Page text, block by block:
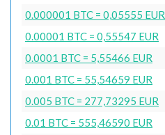
0.000001 BTC = 0,05555 EUR
0.00001 BTC = 0,55547 EUR
0.0001 BTC = 5,55466 EUR
0.001 BTC = 55,54659 EUR
0.005 BTC = 277,73295 EUR
0.01 BTC = 555,46590 EUR